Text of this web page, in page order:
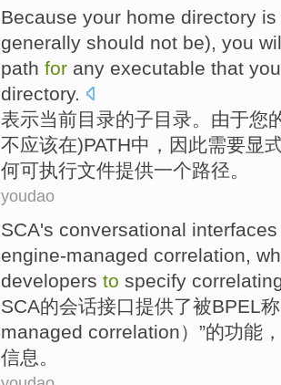
Because your home directory is
generally should not be), you
path for any executable that you
directory.
表示当前目录的子目录。 由于您
不应该在)PATH中， 因此需要显
何可执行文件提供一个路径 。
youdao
SCA's conversational interfaces
engine-managed correlation,
developers to specify
SCA的会话接口提供了被BPEL
managed correlation）”的功能，
信息。